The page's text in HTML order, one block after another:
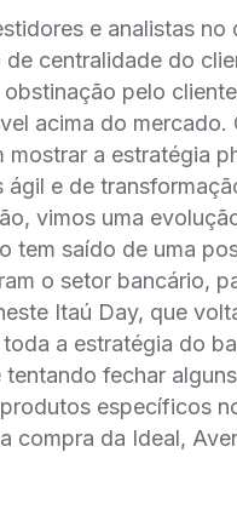
e analistas
centralidade do
pelo
acima do
a estratégia
ágil e de
vimos uma
tem saído de uma
o setor bancário,
Itaú Day, que
a estratégia do
fechar
específicos
compra da Ideal,